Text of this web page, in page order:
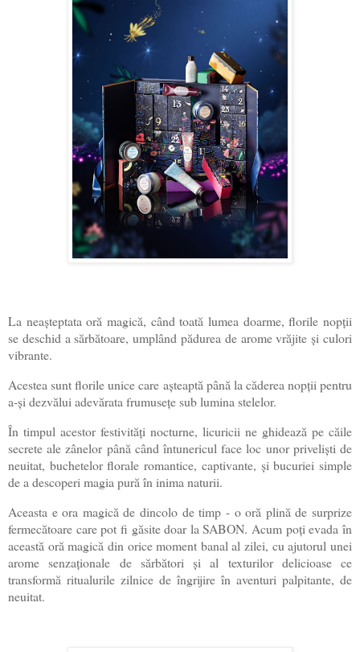
La neașteptata oră magică, când toată lumea doarme, florile nopții
se deschid a sărbătoare, umplând pădurea de arome vrăjite și culori
vibrante.
Acestea sunt florile unice care așteaptă până la căderea nopții pentru
a-și dezvălui adevărata frumusețe sub lumina stelelor.
În timpul acestor festivități nocturne, licuricii ne ghidează pe căile
secrete ale zânelor până când întunericul face loc unor priveliști de
neuitat, buchetelor florale romantice, captivante, și bucuriei simple
de a descoperi magia pură în inima naturii.
Aceasta e ora magică de dincolo de timp - o oră plină de surprize
fermecătoare care pot fi găsite doar la SABON. Acum poți evada în
această oră magică din orice moment banal al zilei, cu ajutorul unei
arome senzaționale de sărbători și al texturilor delicioase ce
transformă ritualurile zilnice de îngrijire în aventuri palpitante, de
neuitat.